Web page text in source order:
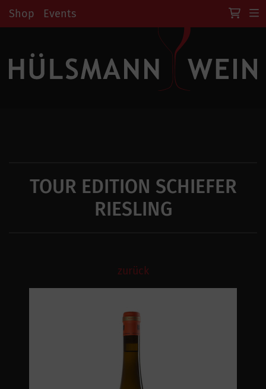
Shop Events
TOUR EDITION SCHIEFER
RIESLING
zurück